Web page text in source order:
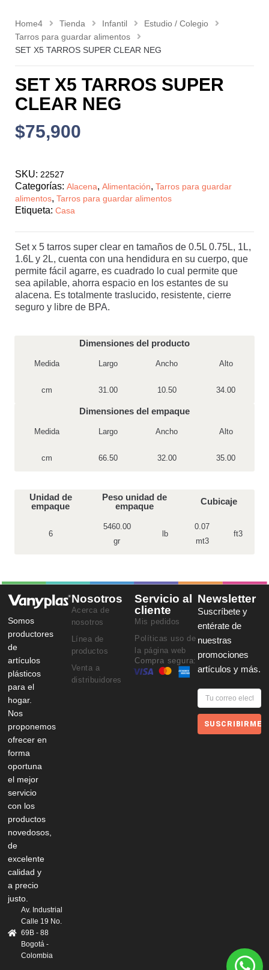
Home4 Tienda Infantil
Estudio / Colegio
Tarros para guardar alimentos
SET X5 TARROS SUPER CLEAR NEG
SET X5 TARROS SUPER
CLEAR NEG
$75,900
SKU: 22527
Categorías: Alacena, Alimentación, Tarros para guardar
alimentos, Tarros para guardar alimentos
Etiqueta: Casa
Set x 5 tarros super clear en tamaños de 0.5L 0.75L, 1L,
1.6L y 2L, cuenta con una hendidura en su cuerpo, que
permite fácil agarre, es cuadrado lo cual permite que
sea apilable, ahorra espacio en los estantes de su
alacena. Es totalmente traslucido, resistente, cierre
seguro y libre de BPA.
Dimensiones del producto
Medida Largo Ancho Alto
cm 31.00 10.50 34.00
Dimensiones del empaque
Medida Largo Ancho Alto
cm 66.50 32.00 35.00
Unidad de
empaque
Peso unidad de
empaque
Cubicaje
6
5460.00
gr
lb
0.07
mt3
ft3
Somos
productores
de
artículos
plásticos
para el
hogar.
Nos
proponemos
ofrecer en
forma
oportuna
el mejor
servicio
con los
productos
novedosos,
de
excelente
calidad y
a precio
justo.
Av. Industrial
Calle 19 No.
69B - 88
Bogotá -
Colombia
Nosotros
Acerca de
nosotros
Línea de
productos
Venta a
distribuidores
Servicio al
cliente
Mis pedidos
Políticas uso de
la página web
Compra segura:
Newsletter
Suscríbete y
entérate de
nuestras
promociones
artículos y más.
SUSCRIBIRME